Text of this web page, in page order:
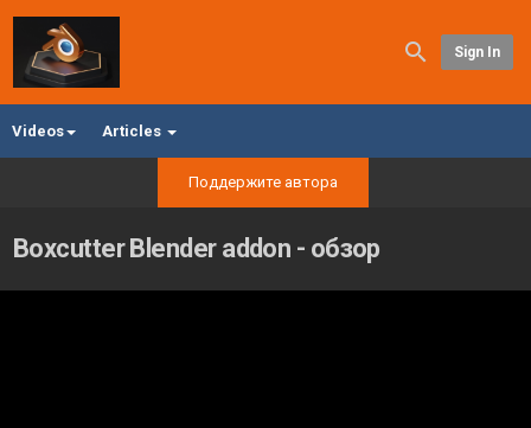
Sign In
Videos Articles
Поддержите автора
Boxcutter Blender addon - обзор